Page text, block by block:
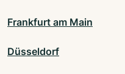
Frankfurt am Main
Düsseldorf